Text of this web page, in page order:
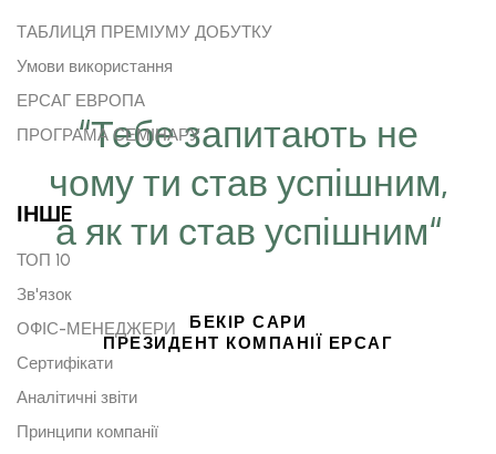
“Тебе запитають не
чому ти став успішним,
а як ти став успішним“
БЕКІР САРИ
ПРЕЗИДЕНТ КОМПАНІЇ ЕРСАГ
ТАБЛИЦЯ ПРЕМІУМУ ДОБУТКУ
Умови використання
ЕРСАГ ЕВРОПА
ПРОГРАМА СЕМІНАРУ
ІНШE
ТОП 10
Зв'язок
ОФІС-МЕНЕДЖЕРИ
Сертифікати
Аналітичні звіти
Принципи компанії